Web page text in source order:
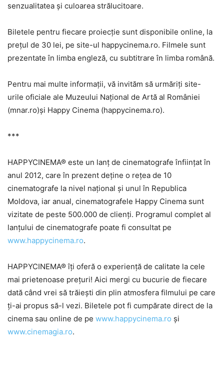
senzualitatea și culoarea strălucitoare.
Biletele pentru fiecare proiecție sunt disponibile online, la
prețul de 30 lei, pe site-ul happycinema.ro. Filmele sunt
prezentate în limba engleză, cu subtitrare în limba română.
Pentru mai multe informații, vă invităm să urmăriți site-
urile oficiale ale Muzeului Național de Artă al României
(mnar.ro)și Happy Cinema (happycinema.ro).
***
HAPPYCINEMA® este un lanț de cinematografe înființat în
anul 2012, care în prezent deține o rețea de 10
cinematografe la nivel național și unul în Republica
Moldova, iar anual, cinematografele Happy Cinema sunt
vizitate de peste 500.000 de clienți. Programul complet al
lanțului de cinematografe poate fi consultat pe
www.happycinema.ro.
HAPPYCINEMA® îți oferă o experiență de calitate la cele
mai prietenoase prețuri! Aici mergi cu bucurie de fiecare
dată când vrei să trăiești din plin atmosfera filmului pe care
ți-ai propus să-l vezi. Biletele pot fi cumpărate direct de la
cinema sau online de pe www.happycinema.ro și
www.cinemagia.ro.